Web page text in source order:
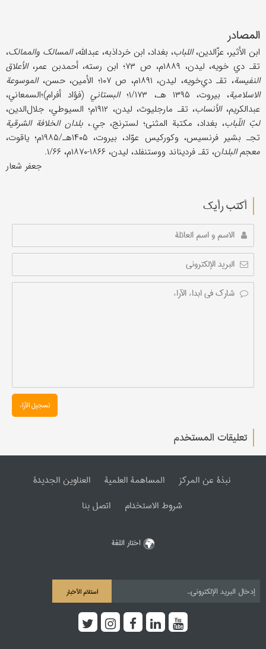
المصادر
ابن الأثیر، عزّالدین،اللباب، بغداد، ابن خرداذبه، عبدالله،المسالک والممالک،
تقـ دي خویه، لیدن، ۱۸۸۹م، ص ۷۳؛ ابن رسته، أحمدبن عمر،
الأعلاق
النفیسة، تقـ دي‌خویه، لیدن، ۱۸۹۱م، ص ۱۰۷؛ الأمین، حسن،
الموسوعة
الاسلامیة، بیروت، ۱۳۹۵ هـ، ۱/۱۷۳؛ البستاني (فؤاد أفرام)؛السمعاني،
عبدالکریم،الأنساب، تقـ مارجلیوث، لیدن، ۱۹۱۲م؛ السیوطي، جلال‌الدین،
لبّ اللّباب، بغداد، مکتبة المثنی؛ لسترنج، جي.، بلدان الخلافة الشرقیة
تجـ بشیر فرنسیس، وکورکیس عوّاد، بیروت، ۱۴۰۵هـ/۱۹۸۵م؛ یاقوت،
معجم البلدان، تقـ فردیناند ووستنفلد، لیدن، ۱۸۶۶-۱۸۷۰م، ۱/۶۶.
جعفر شعار
أکتب رأیك
تسجیل الآراء
تعليقات المستخدم
نبذة عن المرکز المساهمة العلمیة
العناوین الجدیدة
شروط الاستخدام
اتصل بنا
اختار اللغة
استلام الأخبار